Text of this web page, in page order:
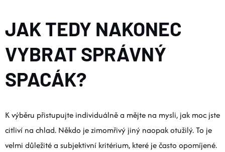
JAK TEDY NAKONEC
VYBRAT SPRÁVNÝ
SPACÁK?
K výběru přistupujte individuálně a mějte na mysli, jak moc jste
citliví na chlad. Někdo je zimomřivý jiný naopak otužilý. To je
velmi důležité a subjektivní kritérium, které je často opomíjené.